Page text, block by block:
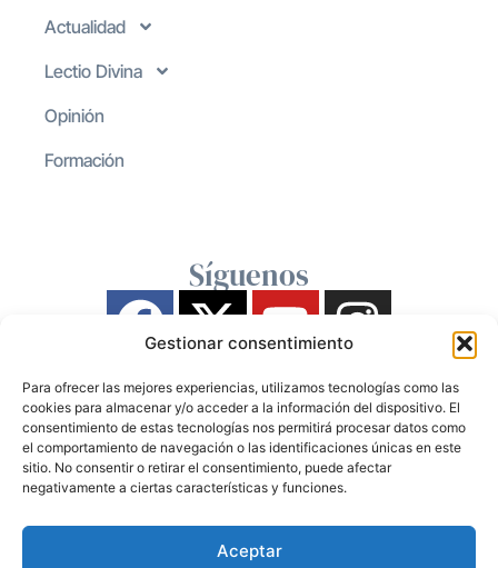
Gestionar consentimiento
Para ofrecer las mejores experiencias, utilizamos tecnologías como las
cookies para almacenar y/o acceder a la información del dispositivo. El
consentimiento de estas tecnologías nos permitirá procesar datos como
el comportamiento de navegación o las identificaciones únicas en este
sitio. No consentir o retirar el consentimiento, puede afectar
negativamente a ciertas características y funciones.
Aceptar
Actualidad
Lectio Divina
Opinión
Formación
Síguenos